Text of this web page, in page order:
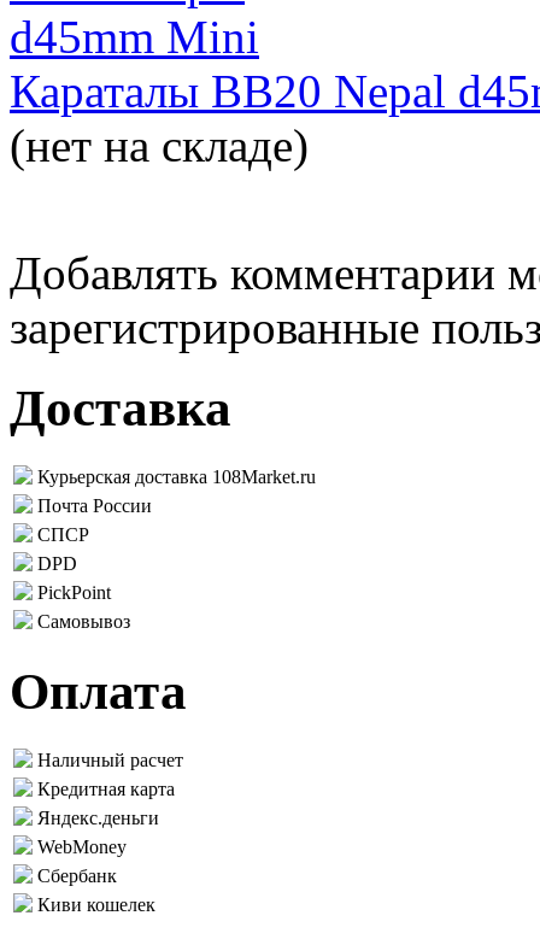
Караталы BB20 Nepal
(нет на складе)
Добавлять комментарии
зарегистрированные
Доставка
Курьерская доставка 108Market.ru
Почта России
СПСР
DPD
PickPoint
Самовывоз
Оплата
Наличный расчет
Кредитная карта
Яндекс.деньги
WebMoney
Сбербанк
Киви кошелек